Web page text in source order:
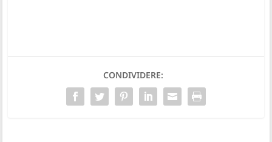
CONDIVIDERE: